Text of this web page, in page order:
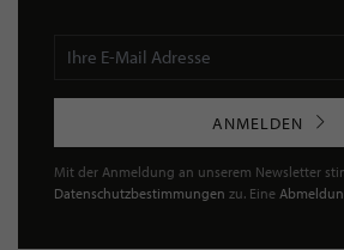
ANMELDEN
Mit der Anmeldung an unserem Newsletter
Datenschutzbestimmungen zu. Eine